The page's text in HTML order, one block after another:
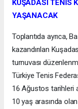
KUŞADASI TENİS
YAŞANACAK
Toplantıda ayrıca,
kazandırılan
turnuvası
Türkiye Tenis
16 Ağustos tarihleri
10 yaş arasında